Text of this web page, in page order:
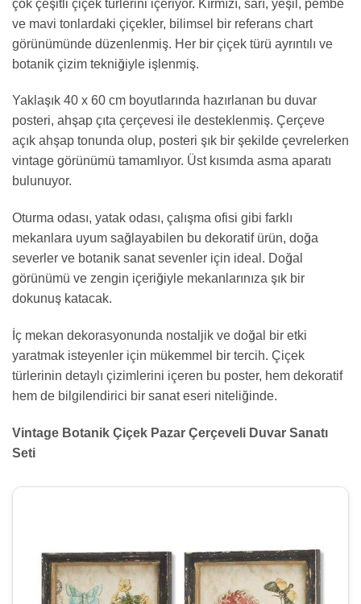
çok çeşitli çiçek türlerini içeriyor. Kırmızı, sarı, yeşil, pembe
ve mavi tonlardaki çiçekler, bilimsel bir referans chart
görünümünde düzenlenmiş. Her bir çiçek türü ayrıntılı ve
botanik çizim tekniğiyle işlenmiş.
Yaklaşık 40 x 60 cm boyutlarında hazırlanan bu duvar
posteri, ahşap çıta çerçevesi ile desteklenmiş. Çerçeve
açık ahşap tonunda olup, posteri şık bir şekilde çevrelerken
vintage görünümü tamamlıyor. Üst kısımda asma aparatı
bulunuyor.
Oturma odası, yatak odası, çalışma ofisi gibi farklı
mekanlara uyum sağlayabilen bu dekoratif ürün, doğa
severler ve botanik sanat sevenler için ideal. Doğal
görünümü ve zengin içeriğiyle mekanlarınıza şık bir
dokunuş katacak.
İç mekan dekorasyonunda nostaljik ve doğal bir etki
yaratmak isteyenler için mükemmel bir tercih. Çiçek
türlerinin detaylı çizimlerini içeren bu poster, hem dekoratif
hem de bilgilendirici bir sanat eseri niteliğinde.
Vintage Botanik Çiçek Pazar Çerçeveli Duvar Sanatı
Seti